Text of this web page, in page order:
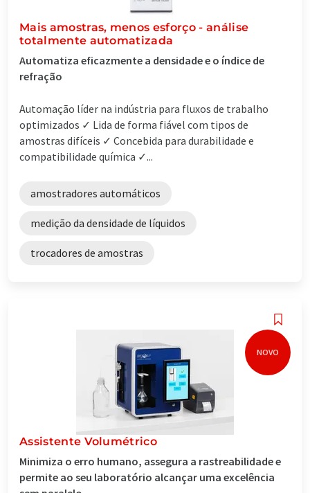
Mais amostras, menos esforço - análise
totalmente automatizada
Automatiza eficazmente a densidade e o índice de
refração
Automação líder na indústria para fluxos de trabalho
optimizados ✓ Lida de forma fiável com tipos de
amostras difíceis ✓ Concebida para durabilidade e
compatibilidade química ✓...
amostradores automáticos
medição da densidade de líquidos
trocadores de amostras
NOVO
Assistente Volumétrico
Minimiza o erro humano, assegura a rastreabilidade e
permite ao seu laboratório alcançar uma excelência